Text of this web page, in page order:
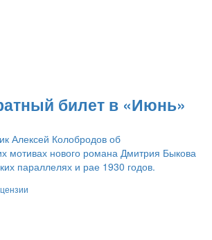
билет в «Июнь»
Алексей Колобродов об
мотивах нового романа Дмитрия Быкова
параллелях и рае 1930 годов.